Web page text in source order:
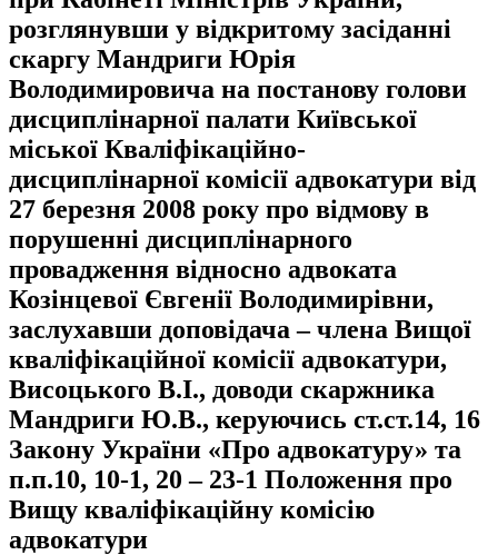
розглянувши у відкритому засіданні
скаргу Мандриги Юрія
Володимировича на постанову голови
дисциплінарної палати Київської
міської Кваліфікаційно-
дисциплінарної комісії адвокатури від
27 березня 2008 року про відмову в
порушенні дисциплінарного
провадження відносно адвоката
Козінцевої Євгенії Володимирівни,
заслухавши доповідача – члена Вищої
кваліфікаційної комісії адвокатури,
Висоцького В.І., доводи скаржника
Мандриги Ю.В., керуючись ст.ст.14, 16
Закону України «Про адвокатуру» та
п.п.10, 10-1, 20 – 23-1 Положення про
Вищу кваліфікаційну комісію
адвокатури